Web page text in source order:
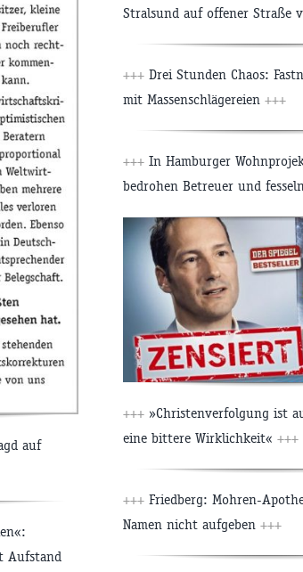
auf
Aufstand
Stralsund auf offener Straße
+++ Drei Stunden Chaos:
mit Massenschlägereien +++
+++ In Hamburger
bedrohen Betreuer und
+++ »Christenverfolgung ist
eine bittere Wirklichkeit« +++
+++ Friedberg: Mohren-
Namen nicht aufgeben +++